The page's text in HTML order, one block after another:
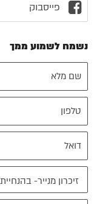
פייסבוק
נשמח לשמוע ממך